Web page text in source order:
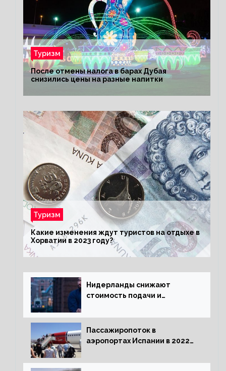
Туризм
После отмены налога в барах Дубая
снизились цены на разные напитки
Туризм
Какие изменения ждут туристов на отдыхе в
Хорватии в 2023 году?
Нидерланды снижают
стоимость подачи и
жительство
Пассажиропоток в
аэропортах Испании в 2022
процентов